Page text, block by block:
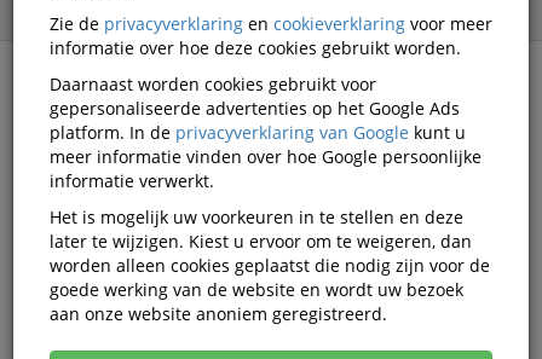
filter
Papierwaren
Enveloppen
Beschermenveloppen
Beschermenveloppen
Populariteit
Zie de privacyverklaring en cookieverklaring voor meer
informatie over hoe deze cookies gebruikt worden.
Daarnaast worden cookies gebruikt voor
gepersonaliseerde advertenties op het Google Ads
platform. In de privacyverklaring van Google kunt u
meer informatie vinden over hoe Google persoonlijke
informatie verwerkt.
Het is mogelijk uw voorkeuren in te stellen en deze
later te wijzigen. Kiest u ervoor om te weigeren, dan
worden alleen cookies geplaatst die nodig zijn voor de
goede werking van de website en wordt uw bezoek
aan onze website anoniem geregistreerd.